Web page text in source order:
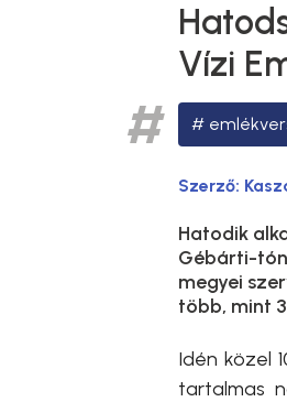
Vízi
Szerző:
Hatodik
Gébárti-
megyei
több, mint
Idén közel
tartalmas